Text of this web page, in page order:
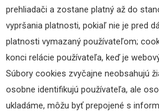
prehliadači a zostane platný až do
vypršania platnosti, pokiaľ nie je pred
platnosti vymazaný používateľom;
konci relácie používateľa, keď je
Súbory cookies zvyčajne neobsahujú
osobne identifikujú používateľa, ale
ukladáme, môžu byť prepojené s